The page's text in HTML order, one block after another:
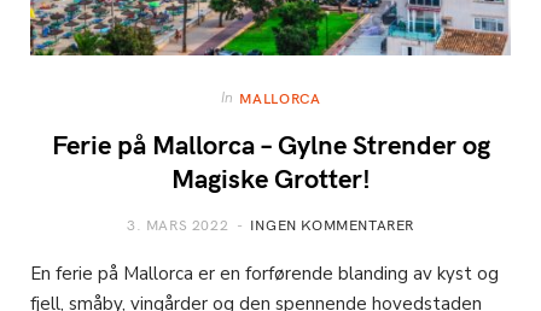
In MALLORCA
Ferie på Mallorca – Gylne Strender og
Magiske Grotter!
3. MARS 2022 INGEN KOMMENTARER
En ferie på Mallorca er en forførende blanding av kyst og
fjell, småby, vingårder og den spennende hovedstaden